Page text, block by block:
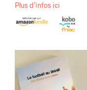
Plus d’infos ici